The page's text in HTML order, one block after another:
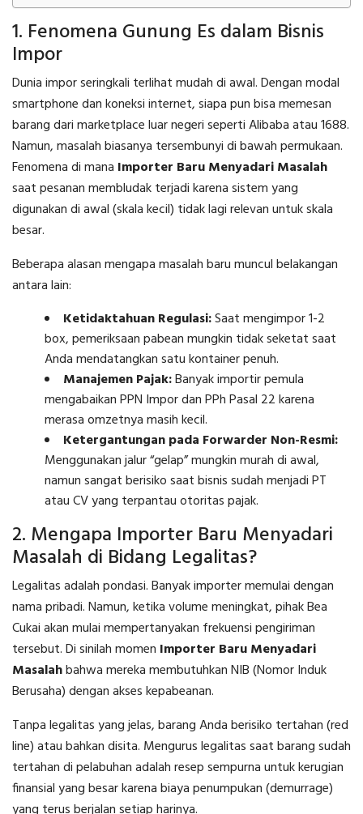
1. Fenomena Gunung Es dalam Bisnis
Impor
Dunia impor seringkali terlihat mudah di awal. Dengan modal
smartphone dan koneksi internet, siapa pun bisa memesan
barang dari marketplace luar negeri seperti Alibaba atau 1688.
Namun, masalah biasanya tersembunyi di bawah permukaan.
Fenomena di mana Importer Baru Menyadari Masalah
saat pesanan membludak terjadi karena sistem yang
digunakan di awal (skala kecil) tidak lagi relevan untuk skala
besar.
Beberapa alasan mengapa masalah baru muncul belakangan
antara lain:
Ketidaktahuan Regulasi:Saat mengimpor 1-2
box, pemeriksaan pabean mungkin tidak seketat saat
Anda mendatangkan satu kontainer penuh.
Manajemen Pajak:Banyak importir pemula
mengabaikan PPN Impor dan PPh Pasal 22 karena
merasa omzetnya masih kecil.
Ketergantungan pada Forwarder Non-Resmi:
Menggunakan jalur “gelap” mungkin murah di awal,
namun sangat berisiko saat bisnis sudah menjadi PT
atau CV yang terpantau otoritas pajak.
2. Mengapa Importer Baru Menyadari
Masalah di Bidang Legalitas?
Legalitas adalah pondasi. Banyak importer memulai dengan
nama pribadi. Namun, ketika volume meningkat, pihak Bea
Cukai akan mulai mempertanyakan frekuensi pengiriman
tersebut. Di sinilah momen Importer Baru Menyadari
Masalahbahwa mereka membutuhkan NIB (Nomor Induk
Berusaha) dengan akses kepabeanan.
Tanpa legalitas yang jelas, barang Anda berisiko tertahan (red
line) atau bahkan disita. Mengurus legalitas saat barang sudah
tertahan di pelabuhan adalah resep sempurna untuk kerugian
finansial yang besar karena biaya penumpukan (demurrage)